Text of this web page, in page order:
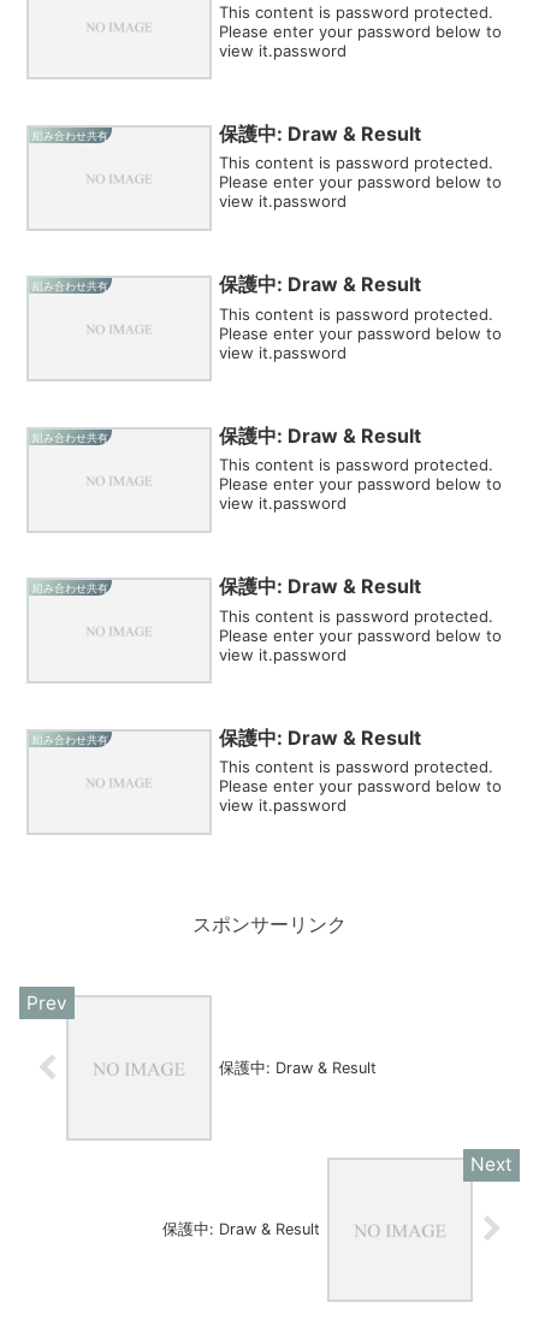
This content is password protected.
Please enter your password below to
view it.password
組み合わせ共有 保護中: Draw & Result
This content is password protected.
Please enter your password below to
view it.password
組み合わせ共有 保護中: Draw & Result
This content is password protected.
Please enter your password below to
view it.password
組み合わせ共有 保護中: Draw & Result
This content is password protected.
Please enter your password below to
view it.password
組み合わせ共有 保護中: Draw & Result
This content is password protected.
Please enter your password below to
view it.password
組み合わせ共有 保護中: Draw & Result
This content is password protected.
Please enter your password below to
view it.password
スポンサーリンク
保護中: Draw & Result
保護中: Draw & Result